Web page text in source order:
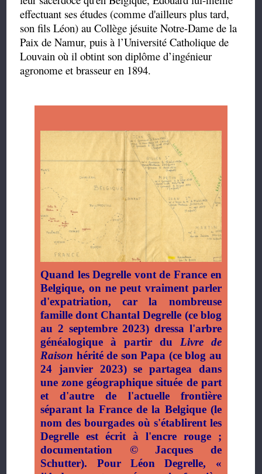
effectuant ses études (comme d'ailleurs plus tard,
son fils Léon) au Collège jésuite Notre-Dame de la
Paix de Namur, puis à l’Université Catholique de
Louvain où il obtint son diplôme d’ingénieur
agronome et brasseur en 1894.
Quand les Degrelle vont de France en
Belgique, on ne peut vraiment parler
d'expatriation, car la nombreuse
famille dont Chantal Degrelle (ce blog
au 2 septembre 2023) dressa l'arbre
généalogique à partir du Livre de
Raison hérité de son Papa (ce blog au
24 janvier 2023) se partagea dans
une zone géographique située de part
et d'autre de l'actuelle frontière
séparant la France de la Belgique (le
nom des bourgades où s'établirent les
Degrelle est écrit à l'encre rouge ;
documentation
©
Jacques de
Schutter). Pour Léon Degrelle, «